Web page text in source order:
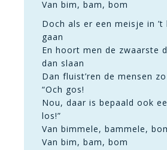
Van bim, bam, bom
Doch als er een meisje in ’t
gaan
En hoort men de zwaarste
dan slaan
Dan fluist’ren de mensen
“Och gos!
Nou, daar is bepaald ook
los!”
Van bimmele, bammele,
Van bim, bam, bom